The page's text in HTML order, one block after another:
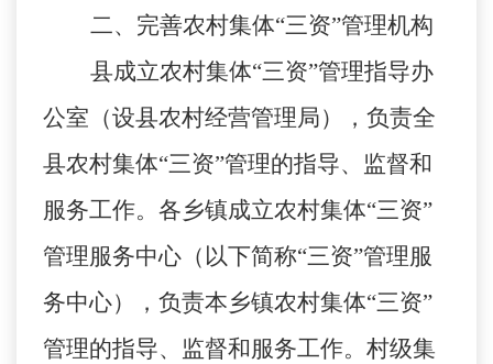
二、完善农村集体“三资”管理机构
县成立农村集体“三资”管理指导办
公室（设县农村经营管理局），负责全
县农村集体“三资”管理的指导、监督和
服务工作。各乡镇成立农村集体“三资”
管理服务中心（以下简称“三资”管理服
务中心），负责本乡镇农村集体“三资”
管理的指导、监督和服务工作。村级集